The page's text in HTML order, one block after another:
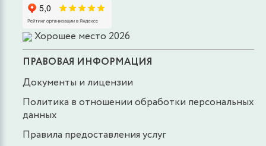
Хорошее место 2026
ПРАВОВАЯ ИНФОРМАЦИЯ
Документы и лицензии
Политика в отношении обработки персональных
данных
Правила предоставления услуг